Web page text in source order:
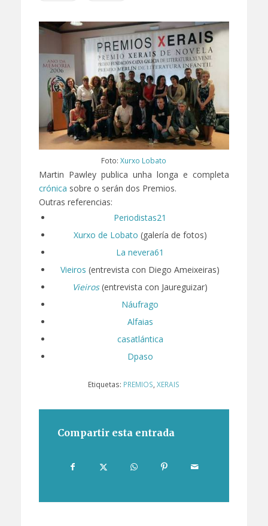
Foto:Xurxo Lobato
Martin Pawley publica unha longa e completa
crónica sobre o serán dos Premios.
Outras referencias:
Periodistas21
Xurxo de Lobato (galería de fotos)
La nevera61
Vieiros (entrevista con Diego Ameixeiras)
Vieiros(entrevista con Jaureguizar)
Náufrago
Alfaias
casatlántica
Dpaso
Etiquetas: PREMIOS ,XERAIS
Compartir esta entrada